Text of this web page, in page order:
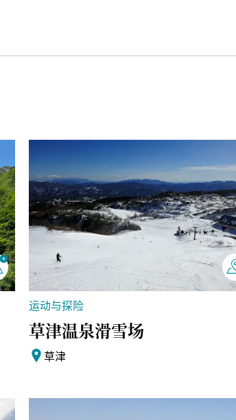
运动与探险
草津温泉滑雪场
草津